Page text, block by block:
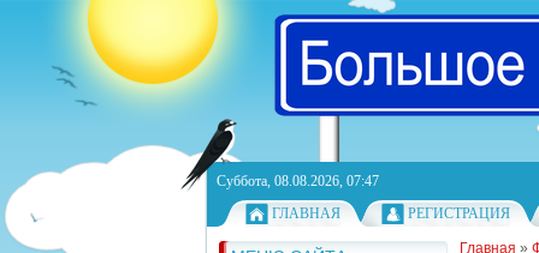
Суббота, 08.08.2026, 07:47
ГЛАВНАЯ
РЕГИСТРАЦИЯ
Главная »